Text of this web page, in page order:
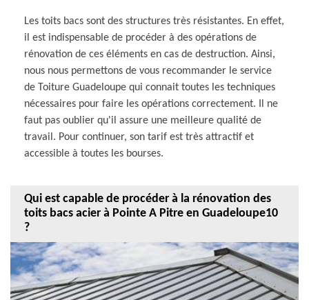
Les toits bacs sont des structures très résistantes. En effet,
il est indispensable de procéder à des opérations de
rénovation de ces éléments en cas de destruction. Ainsi,
nous nous permettons de vous recommander le service
de Toiture Guadeloupe qui connait toutes les techniques
nécessaires pour faire les opérations correctement. Il ne
faut pas oublier qu'il assure une meilleure qualité de
travail. Pour continuer, son tarif est très attractif et
accessible à toutes les bourses.
Qui est capable de procéder à la rénovation des
toits bacs acier à Pointe A Pitre en Guadeloupe10
?